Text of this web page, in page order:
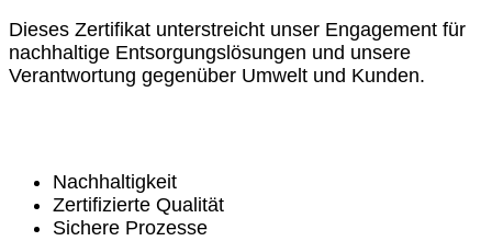
Dieses Zertifikat unterstreicht unser Engagement für
nachhaltige Entsorgungslösungen und unsere
Verantwortung gegenüber Umwelt und Kunden.
Nachhaltigkeit
Zertifizierte Qualität
Sichere Prozesse